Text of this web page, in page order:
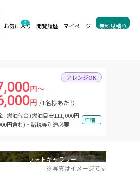
お気に入り
0 閲覧履歴 マイページ 無料見積り
アレンジOK
円～
円 /1名様あたり
+燃油代金 (燃油目安111,000円
円含む)・諸税等別途必要
詳細
フォトギャラリー
※写真はイメージです